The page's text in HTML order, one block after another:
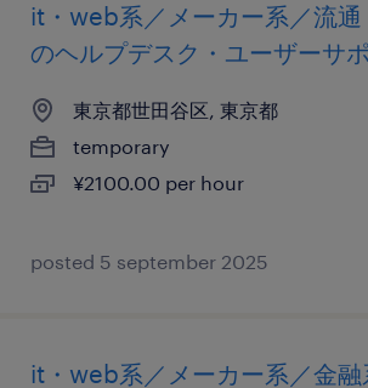
it・web系／メーカー系／流通
のヘルプデスク・ユーザーサ
東京都世田谷区, 東京都
temporary
¥2100.00 per hour
posted 5 september 2025
it・web系／メーカー系／金融